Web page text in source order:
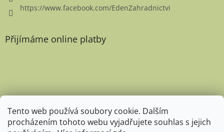
Tento web používá soubory cookie. Dalším
procházením tohoto webu vyjadřujete souhlas s jejich
https://www.facebook.com/EdenZahradnictvi
Přijímáme online platby
Favicon